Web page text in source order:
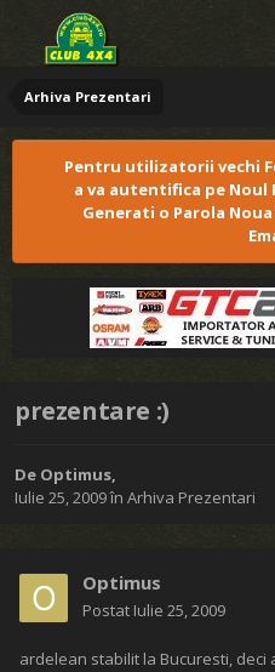
Arhiva Prezentari
Pentru utilizatorii vechi
a va autentifica pe Noul
Generati o Parola
prezentare :)
De Optimus,
Iulie 25, 2009în Arhiva Prezentari
Optimus
Postat Iulie 25, 2009
ardelean stabilit la Bucuresti, deci